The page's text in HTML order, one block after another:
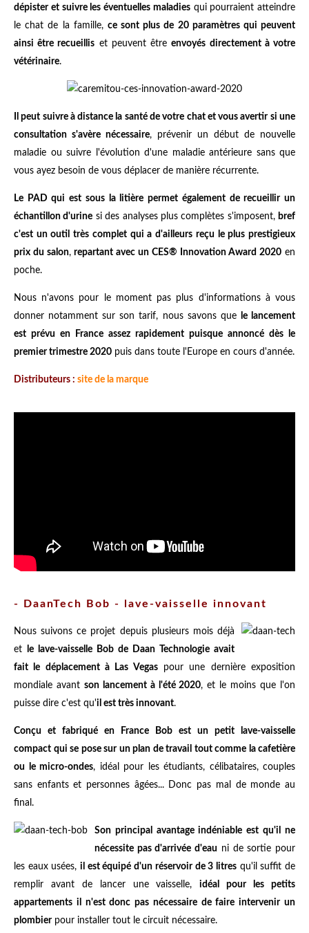
dépister et suivre les éventuelles maladiesqui pourraient atteindre
le chat de la famille, ce sont plus de 20 paramètres qui peuvent
ainsi être recueillis et peuvent êtreenvoyés directement à votre
vétérinaire.
Il peut suivre à distance la santé de votre chat et vous avertir si une
consultation s'avère nécessaire, prévenir un début de nouvelle
maladie ou suivre l'évolution d'une maladie antérieure sans que
vous ayez besoin de vous déplacer de manière récurrente.
Le PAD qui est sous la litière permet également de recueillir un
échantillon d'urine si des analyses plus complètes s'imposent, bref
c'est un outil très complet qui a d'ailleurs reçu le plus prestigieux
prix du salon,repartant avec un CES® Innovation Award 2020 en
poche.
Nous n'avons pour le moment pas plus d'informations à vous
donner notamment sur son tarif, nous savons que
le lancement
est prévu en France assez rapidement puisque annoncé dès le
premier trimestre 2020 puis dans toute l'Europe en cours d'année.
Distributeurs : site de la marque
- DaanTech Bob - lave-vaisselle innovant
Nous suivons ce projet depuis plusieurs mois déjà
et
le lave-vaisselle Bob de Daan Technologie avait
fait le déplacement à Las Vegaspour une dernière exposition
mondiale avant son lancement à l'été 2020, et le moins que l'on
puisse dire c'est qu'il est très innovant.
Conçu et fabriqué en France Bob est un petit lave-vaisselle
compact qui se pose sur un plan de travail tout comme la cafetière
ou le micro-ondes, idéal pour les étudiants, célibataires, couples
sans enfants et personnes âgées... Donc pas mal de monde au
final.
Son principal avantage indéniable est qu'il ne
nécessite pas d'arrivée d'eau ni de sortie pour
les eaux usées,il est équipé d'un réservoir de 3 litresqu'il suffit de
remplir avant de lancer une vaisselle,idéal pour les petits
appartements il n'est donc pas nécessaire de faire intervenir un
plombierpour installer tout le circuit nécessaire.